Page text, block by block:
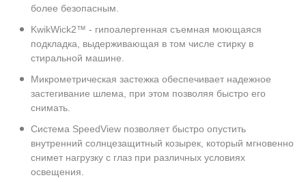
более безопасным.
KwikWick2™ - гипоалергенная съемная моющаяся
подкладка, выдерживающая в том числе стирку в
стиральной машине.
Микрометрическая застежка обеспечивает надежное
застегивание шлема, при этом позволяя быстро его
снимать.
Система SpeedView позволяет быстро опустить
внутренний солнцезащитный козырек, который мгновенно
снимет нагрузку с глаз при различных условиях
освещения.